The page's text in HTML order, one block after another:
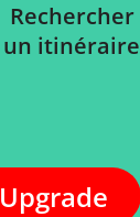
Rechercher
un itinéraire
Upgrade